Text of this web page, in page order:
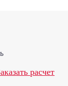
расчет